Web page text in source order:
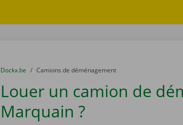
You are here:
du
Dockx.be to
Camions de déménagement
Louer un camion de
Marquain ?